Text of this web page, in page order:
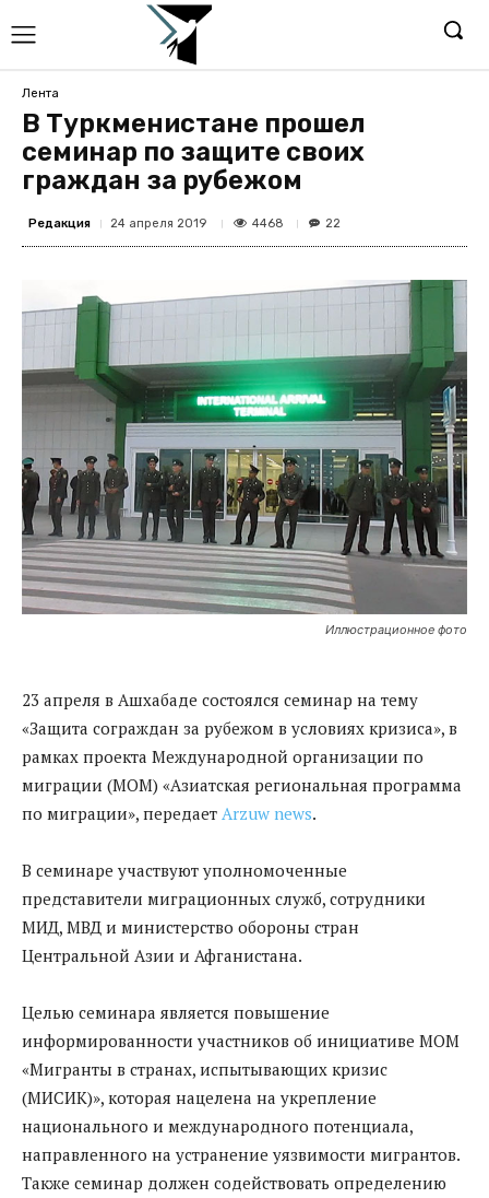
Лента
В Туркменистане прошел
семинар по защите своих
граждан за рубежом
Редакция 24 апреля 2019 4468 22
Иллюстрационное фото
23 апреля в Ашхабаде состоялся семинар на тему
«Защита сограждан за рубежом в условиях кризиса», в
рамках проекта Международной организации по
миграции (МОМ) «Азиатская региональная программа
по миграции», передает Arzuw news.
В семинаре участвуют уполномоченные
представители миграционных служб, сотрудники
МИД, МВД и министерство обороны стран
Центральной Азии и Афганистана.
Целью семинара является повышение
информированности участников об инициативе МОМ
«Мигранты в странах, испытывающих кризис
(МИСИК)», которая нацелена на укрепление
национального и международного потенциала,
направленного на устранение уязвимости мигрантов.
Также семинар должен содействовать определению